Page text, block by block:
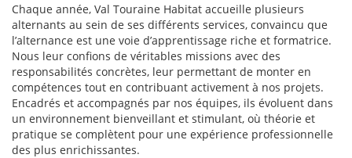
Chaque année, Val Touraine Habitat accueille plusieurs
alternants au sein de ses différents services, convaincu que
l’alternance est une voie d’apprentissage riche et formatrice.
Nous leur confions de véritables missions avec des
responsabilités concrètes, leur permettant de monter en
compétences tout en contribuant activement à nos projets.
Encadrés et accompagnés par nos équipes, ils évoluent dans
un environnement bienveillant et stimulant, où théorie et
pratique se complètent pour une expérience professionnelle
des plus enrichissantes.